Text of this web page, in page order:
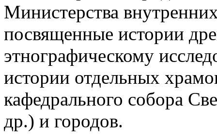
Министерства
посвященные истории
этнографическому
истории отдельных
кафедрального собора
др.) и городов.